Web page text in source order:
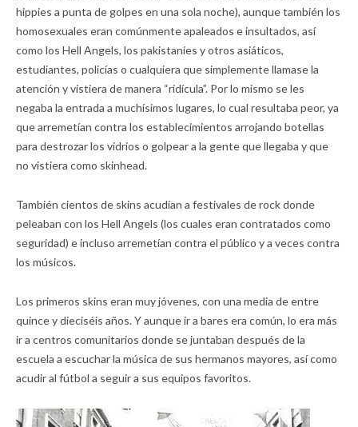
hippies a punta de golpes en una sola noche), aunque también los
homosexuales eran comúnmente apaleados e insultados, así
como los Hell Angels, los pakistaníes y otros asiáticos,
estudiantes, policías o cualquiera que simplemente llamase la
atención y vistiera de manera “ridícula”. Por lo mismo se les
negaba la entrada a muchísimos lugares, lo cual resultaba peor, ya
que arremetían contra los establecimientos arrojando botellas
para destrozar los vidrios o golpear a la gente que llegaba y que
no vistiera como skinhead.
También cientos de skins acudían a festivales de rock donde
peleaban con los Hell Angels (los cuales eran contratados como
seguridad) e incluso arremetían contra el público y a veces contra
los músicos.
Los primeros skins eran muy jóvenes, con una media de entre
quince y dieciséis años. Y aunque ir a bares era común, lo era más
ir a centros comunitarios donde se juntaban después de la
escuela a escuchar la música de sus hermanos mayores, así como
acudir al fútbol a seguir a sus equipos favoritos.